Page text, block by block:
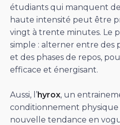
étudiants qui manquent
haute intensité peut être
vingt à trente minutes. Le
simple : alterner entre des
et des phases de repos,
efficace et énergisant.
Aussi, l’hyrox, un
conditionnement physique
nouvelle tendance en